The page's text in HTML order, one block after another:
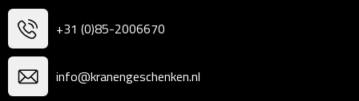
Reisbekers
Thermosbekers
Drinkflessen
+31 (0)85-2006670
info@kranengeschenken.nl